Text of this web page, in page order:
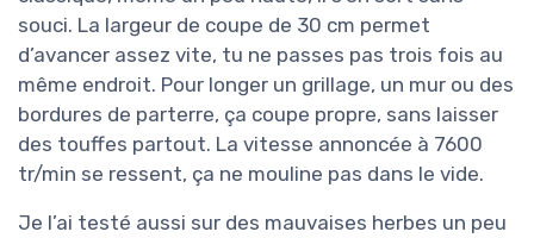
souci. La largeur de coupe de 30 cm permet
d’avancer assez vite, tu ne passes pas trois fois au
même endroit. Pour longer un grillage, un mur ou des
bordures de parterre, ça coupe propre, sans laisser
des touffes partout. La vitesse annoncée à 7600
tr/min se ressent, ça ne mouline pas dans le vide.
Je l’ai testé aussi sur des mauvaises herbes un peu